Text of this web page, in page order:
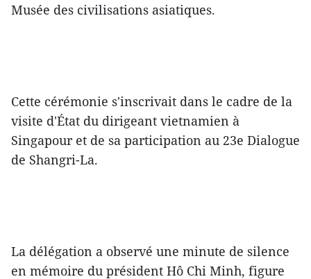
Musée des civilisations asiatiques.
Cette cérémonie s'inscrivait dans le cadre de la
visite d'État du dirigeant vietnamien à
Singapour et de sa participation au 23e Dialogue
de Shangri-La.
La délégation a observé une minute de silence
en mémoire du président Hô Chi Minh, figure